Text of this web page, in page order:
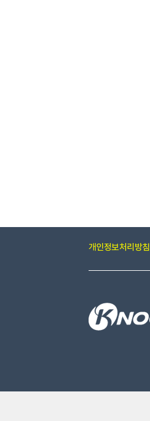
개인정보처리방침